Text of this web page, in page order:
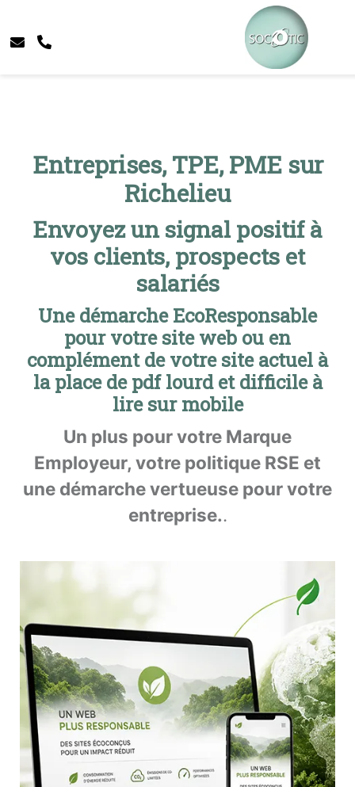
Entreprises, TPE, PME sur
Richelieu
Envoyez un signal positif à
vos clients, prospects et
salariés
Une démarche EcoResponsable
pour votre site web ou en
complément de votre site actuel à
la place de pdf lourd et difficile à
lire sur mobile
Un plus pour votre Marque
Employeur, votre politique RSE et
une démarche vertueuse pour votre
entreprise..